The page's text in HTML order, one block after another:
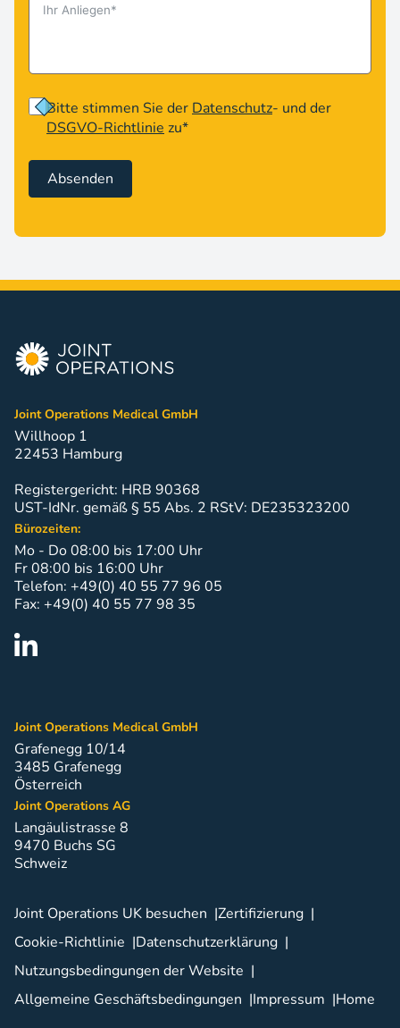
Bitte stimmen Sie der Datenschutz- und der
DSGVO-Richtlinie zu*
Absenden
Joint Operations Medical GmbH
Willhoop 1
22453 Hamburg
Registergericht: HRB 90368
UST-IdNr. gemäß § 55 Abs. 2 RStV: DE235323200
Bürozeiten:
Mo - Do 08:00 bis 17:00 Uhr
Fr 08:00 bis 16:00 Uhr
Telefon: +49(0) 40 55 77 96 05
Fax: +49(0) 40 55 77 98 35
Joint Operations Medical GmbH
Grafenegg 10/14
3485 Grafenegg
Österreich
Joint Operations AG
Langäulistrasse 8
9470 Buchs SG
Schweiz
Joint Operations UK besuchen Zertifizierung
Cookie-Richtlinie
Datenschutzerklärung
Nutzungsbedingungen der Website
Allgemeine Geschäftsbedingungen
Impressum Home